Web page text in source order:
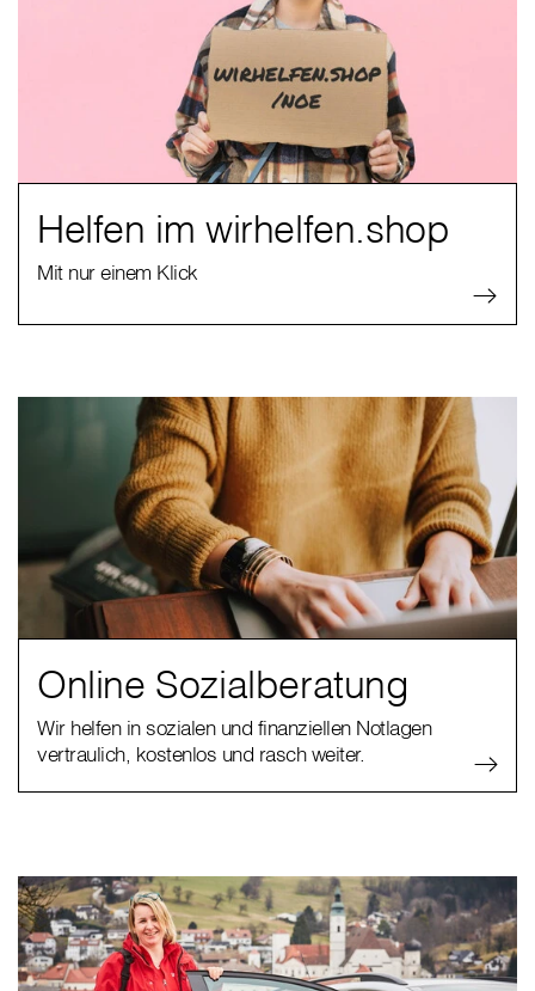
Helfen im wirhelfen.shop
Mit nur einem Klick
Online Sozialberatung
Wir helfen in sozialen und finanziellen Notlagen
vertraulich, kostenlos und rasch weiter.